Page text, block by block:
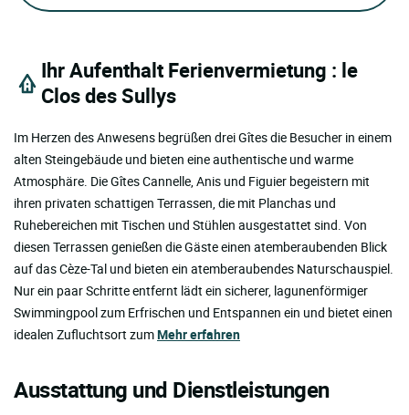
Ihr Aufenthalt Ferienvermietung : le
Clos des Sullys
Im Herzen des Anwesens begrüßen drei Gîtes die Besucher in einem
alten Steingebäude und bieten eine authentische und warme
Atmosphäre. Die Gîtes Cannelle, Anis und Figuier begeistern mit
ihren privaten schattigen Terrassen, die mit Planchas und
Ruhebereichen mit Tischen und Stühlen ausgestattet sind. Von
diesen Terrassen genießen die Gäste einen atemberaubenden Blick
auf das Cèze-Tal und bieten ein atemberaubendes Naturschauspiel.
Nur ein paar Schritte entfernt lädt ein sicherer, lagunenförmiger
Swimmingpool zum Erfrischen und Entspannen ein und bietet einen
idealen Zufluchtsort zumMehr erfahren
Ausstattung und Dienstleistungen